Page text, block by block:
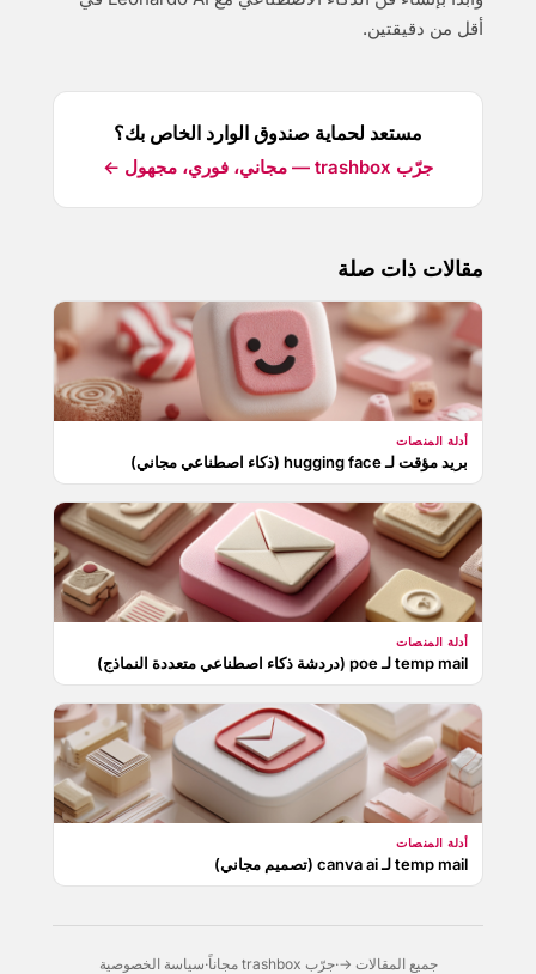
أقل من دقيقتين.
مستعد لحماية صندوق الوارد الخاص بك؟
جرّب trashbox — مجاني، فوري، مجهول ←
مقالات ذات صلة
أدلة المنصات
بريد مؤقت لـ hugging face (ذكاء اصطناعي مجاني)
أدلة المنصات
temp mail لـ poe (دردشة ذكاء اصطناعي متعددة النماذج)
أدلة المنصات
temp mail لـ canva ai (تصميم مجاني)
جميع المقالات →·جرّب trashbox مجاناً ·سياسة الخصوصية